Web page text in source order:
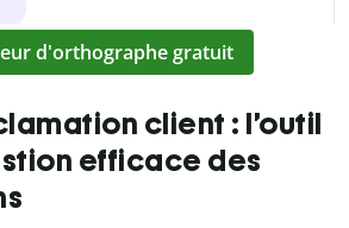
d'orthographe gratuit
client : l’outil
efficace des